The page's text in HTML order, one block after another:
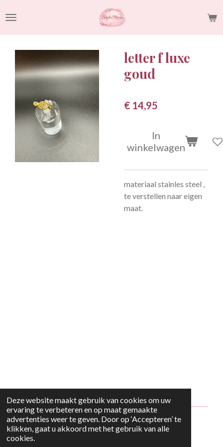
Deze website maakt gebruik van cookies om uw
ervaring te verbeteren en op maat gemaakte
advertenties weer te geven. Door op ‘Accepteren’ te
klikken, gaat u akkoord met het gebruik van alle
cookies.
direct
naar
hoofdinhoud
letter f luxe
goud
€ 14,95
In
winkelwagen
materiaal stainles steel ,
te verstellen naar eigen
maat.
© 2024 - 2026 Style2Maria
Powered by